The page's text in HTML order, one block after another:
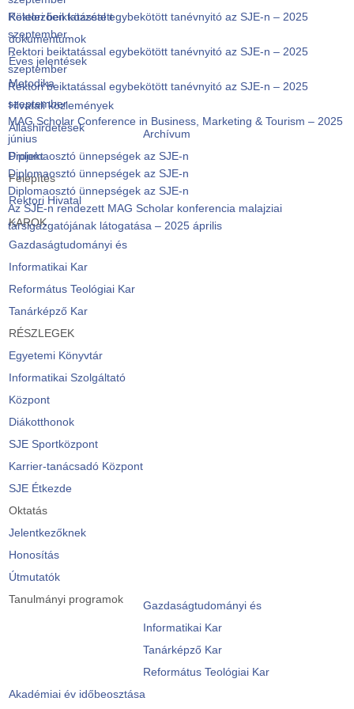
Kötelezően közzétett
dokumentumok
Éves jelentések
Metodika
Hivatali közlemények
Álláshirdetések
Archívum
Projekt
Felépítés
Rektori Hivatal
KAROK
Gazdaságtudományi és
Informatikai Kar
Református Teológiai Kar
Tanárképző Kar
RÉSZLEGEK
Egyetemi Könyvtár
Informatikai Szolgáltató
Központ
Diákotthonok
SJE Sportközpont
Karrier-tanácsadó Központ
SJE Étkezde
Oktatás
Jelentkezőknek
Honosítás
Útmutatók
Tanulmányi programok
Gazdaságtudományi és
Informatikai Kar
Tanárképző Kar
Református Teológiai Kar
Akadémiai év időbeosztása
Rektori beiktatással egybekötött tanévnyitó az SJE-n – 2025
szeptember
Rektori beiktatással egybekötött tanévnyitó az SJE-n – 2025
szeptember
Rektori beiktatással egybekötött tanévnyitó az SJE-n – 2025
szeptember
MAG Scholar Conference in Business, Marketing & Tourism – 2025
június
Diplomaosztó ünnepségek az SJE-n
Diplomaosztó ünnepségek az SJE-n
Diplomaosztó ünnepségek az SJE-n
Az SJE-n rendezett MAG Scholar konferencia malajziai
társigazgatójának látogatása – 2025 április